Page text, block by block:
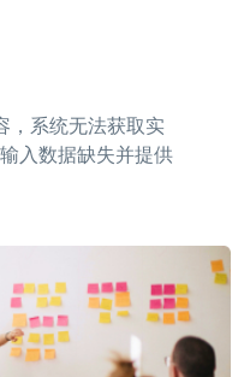
，系统无法获取实
入数据缺失并提供